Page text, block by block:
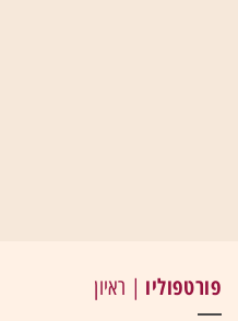
פורטפוליו | ראיון